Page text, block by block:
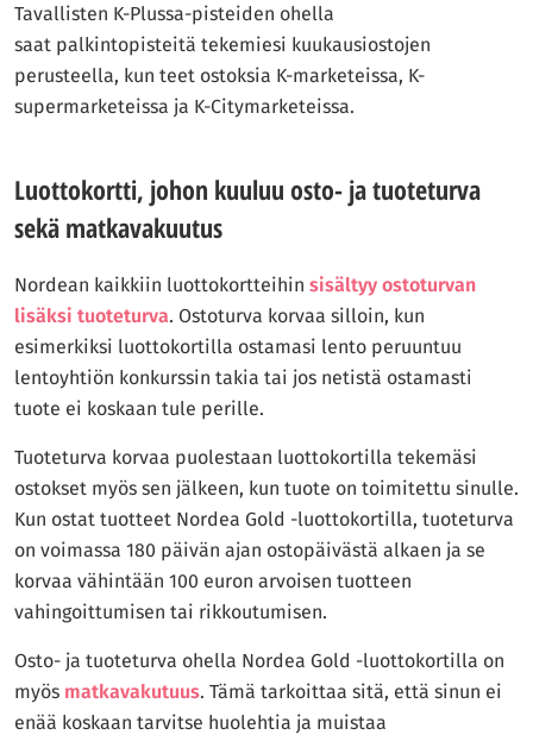
Tavallisten K-Plussa-pisteiden ohella
saat palkintopisteitä tekemiesi kuukausiostojen
perusteella, kun teet ostoksia K-marketeissa, K-
supermarketeissa ja K-Citymarketeissa.
Luottokortti, johon kuuluu osto- ja tuoteturva
sekä matkavakuutus
Nordean kaikkiin luottokortteihin sisältyy ostoturvan
lisäksi tuoteturva. Ostoturva korvaa silloin, kun
esimerkiksi luottokortilla ostamasi lento peruuntuu
lentoyhtiön konkurssin takia tai jos netistä ostamasti
tuote ei koskaan tule perille.
Tuoteturva korvaa puolestaan luottokortilla tekemäsi
ostokset myös sen jälkeen, kun tuote on toimitettu sinulle.
Kun ostat tuotteet Nordea Gold -luottokortilla, tuoteturva
on voimassa 180 päivän ajan ostopäivästä alkaen ja se
korvaa vähintään 100 euron arvoisen tuotteen
vahingoittumisen tai rikkoutumisen.
Osto- ja tuoteturva ohella Nordea Gold -luottokortilla on
myös matkavakutuus. Tämä tarkoittaa sitä, että sinun ei
enää koskaan tarvitse huolehtia ja muistaa